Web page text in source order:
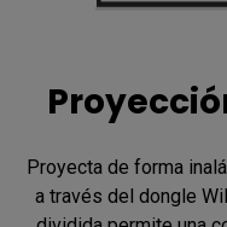
Proyecta de forma
a través del dongle